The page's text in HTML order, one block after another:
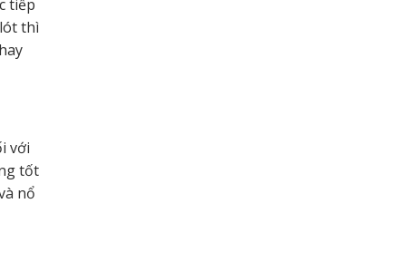
tiếp
thì
với
tốt
nổ